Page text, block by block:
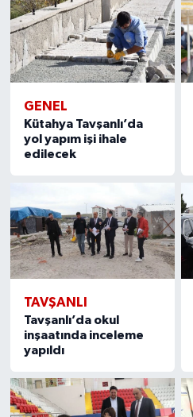
GENEL
Kütahya Tavşanlı’da
yol yapım işi ihale
edilecek
TAVŞANLI
Tavşanlı’da okul
inşaatında inceleme
yapıldı